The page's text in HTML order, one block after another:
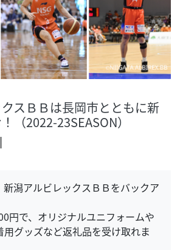
スＢＢは長岡市とともに新
（2022-23SEASON）
新潟アルビレックスＢＢをバックア
円で、オリジナルユニフォームや
グッズなど返礼品を受け取れま